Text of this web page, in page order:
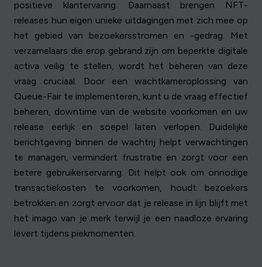
positieve klantervaring. Daarnaast brengen NFT-
releases hun eigen unieke uitdagingen met zich mee op
het gebied van bezoekersstromen en -gedrag. Met
verzamelaars die erop gebrand zijn om beperkte digitale
activa veilig te stellen, wordt het beheren van deze
vraag cruciaal. Door een wachtkameroplossing van
Queue-Fair te implementeren, kunt u de vraag effectief
beheren, downtime van de website voorkomen en uw
release eerlijk en soepel laten verlopen. Duidelijke
berichtgeving binnen de wachtrij helpt verwachtingen
te managen, vermindert frustratie en zorgt voor een
betere gebruikerservaring. Dit helpt ook om onnodige
transactiekosten te voorkomen, houdt bezoekers
betrokken en zorgt ervoor dat je release in lijn blijft met
het imago van je merk terwijl je een naadloze ervaring
levert tijdens piekmomenten.